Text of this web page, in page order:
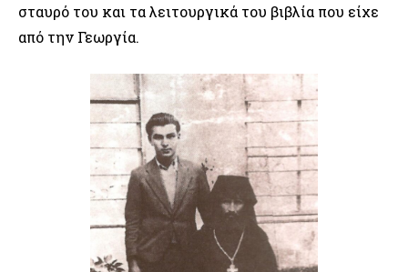
σταυρό του και τα λειτουργικά του βιβλία που είχε
από την Γεωργία.